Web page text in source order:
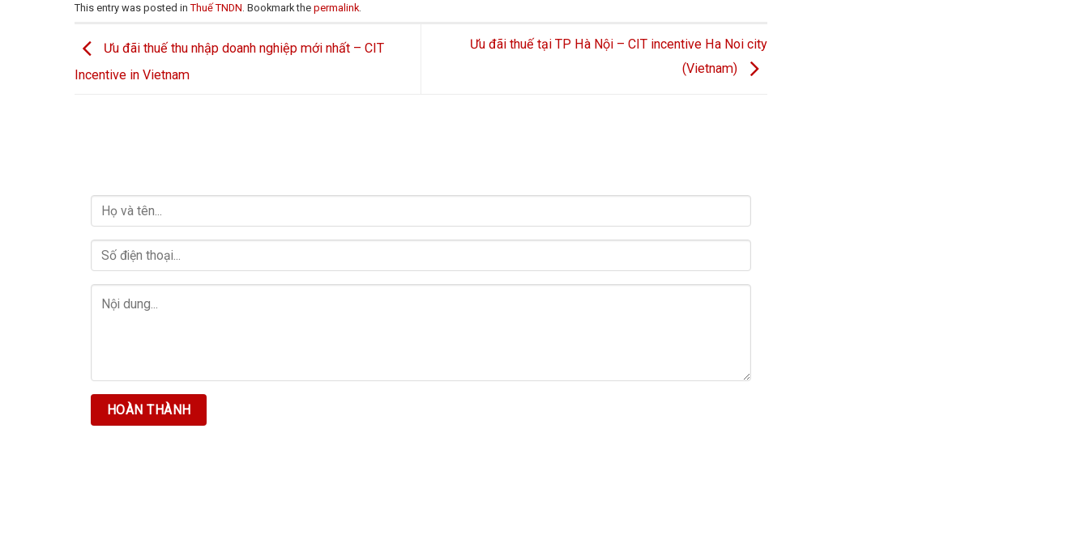
This entry was posted inThuế TNDN . Bookmark the permalink
Ưu đãi thuế thu nhập doanh nghiệp mới nhất – CIT
Incentive in Vietnam
Ưu đãi thuế tại TP Hà Nội – CIT incentive Ha Noi city
(Vietnam)